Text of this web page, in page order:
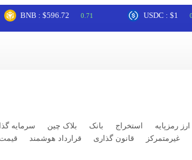
: $596.72 0.71 USDC : $1 0.01
ارز رمزپایه استخراج بانک بلاک چین سرمایه
غیرمتمرکز قانون گذاری قرارداد هوشمند